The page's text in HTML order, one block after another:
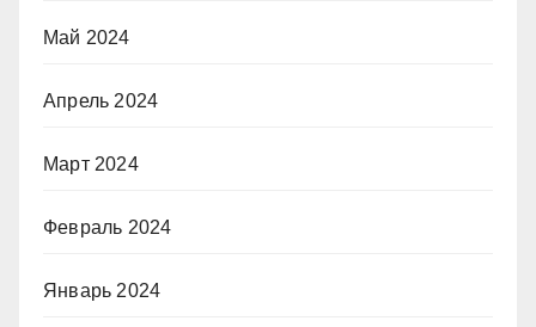
Май 2024
Апрель 2024
Март 2024
Февраль 2024
Январь 2024